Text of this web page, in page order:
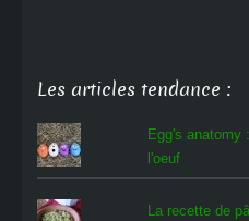
Les articles tendance :
Egg's anatomy
l'oeuf
La recette de